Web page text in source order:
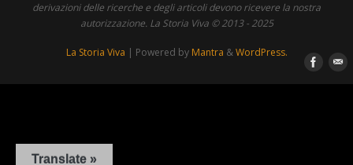
derivazioni delle ricerche e degli articoli devono ricevere la nostra
autorizzazione. La Storia Viva © 2013 - 2025
La Storia Viva | Powered by Mantra &WordPress.
Translate »